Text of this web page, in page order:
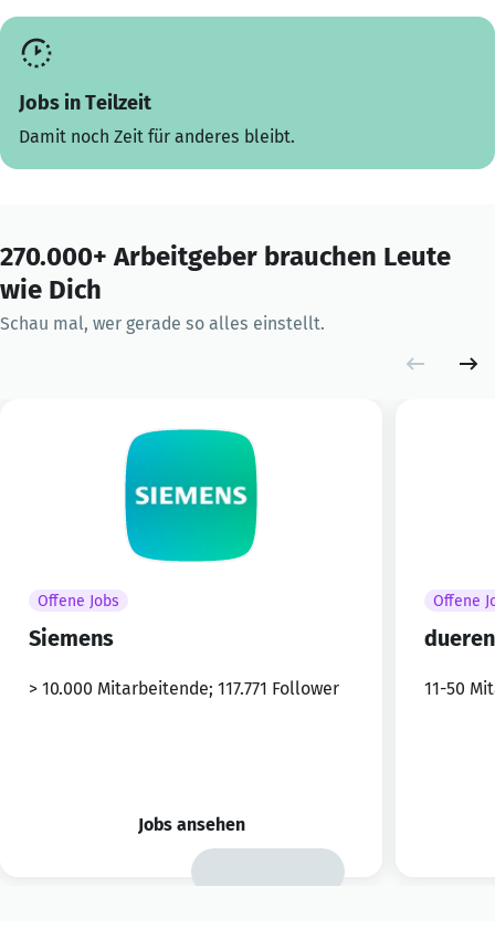
Jobs in Teilzeit
Damit noch Zeit für anderes bleibt.
270.000+ Arbeitgeber brauchen Leute
wie Dich
Schau mal, wer gerade so alles einstellt.
Offene Jobs
Siemens
> 10.000 Mitarbeitende; 117.771 Follower
Jobs ansehen
Offene
11-50